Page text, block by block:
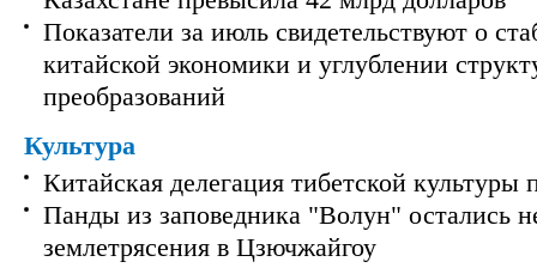
Показатели за июль свидетельствуют о
китайской экономики и углублении
преобразований
Культура
Китайская делегация тибетской культуры
Панды из заповедника "Волун" остались
землетрясения в Цзючжайгоу